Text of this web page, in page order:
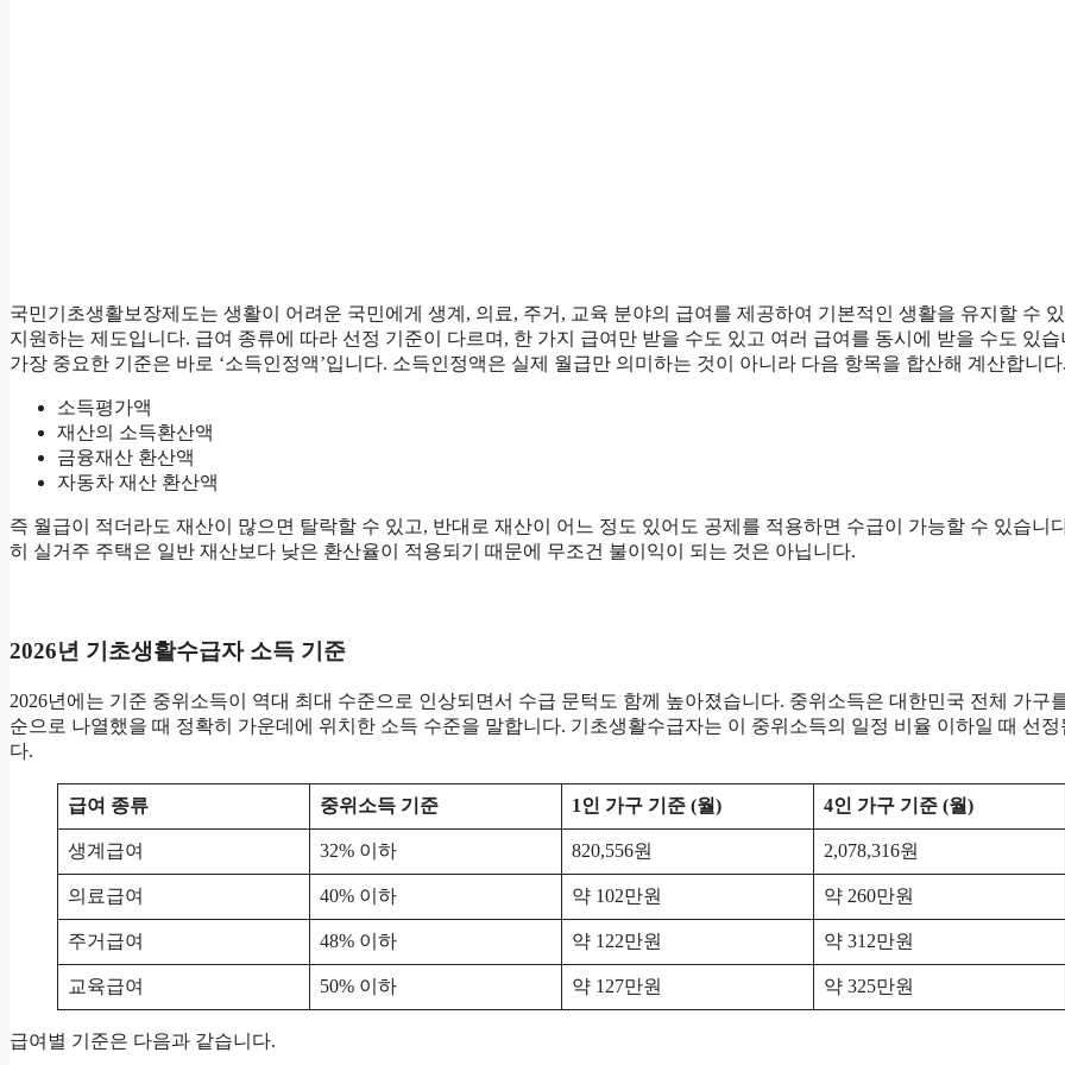
국민기초생활보장제도는 생활이 어려운 국민에게 생계, 의료, 주거, 교육 분야의 급여를 제공하여 기본적인 생활을 유지할 수
지원하는 제도입니다. 급여 종류에 따라 선정 기준이 다르며, 한 가지 급여만 받을 수도 있고 여러 급여를 동시에 받을 수도 있습
가장 중요한 기준은 바로 ‘소득인정액’입니다. 소득인정액은 실제 월급만 의미하는 것이 아니라 다음 항목을 합산해 계산합니다.
소득평가액
재산의 소득환산액
금융재산 환산액
자동차 재산 환산액
즉 월급이 적더라도 재산이 많으면 탈락할 수 있고, 반대로 재산이 어느 정도 있어도 공제를 적용하면 수급이 가능할 수 있습니
히 실거주 주택은 일반 재산보다 낮은 환산율이 적용되기 때문에 무조건 불이익이 되는 것은 아닙니다.
2026년 기초생활수급자 소득 기준
2026년에는 기준 중위소득이 역대 최대 수준으로 인상되면서 수급 문턱도 함께 높아졌습니다. 중위소득은 대한민국 전체 가구
순으로 나열했을 때 정확히 가운데에 위치한 소득 수준을 말합니다. 기초생활수급자는 이 중위소득의 일정 비율 이하일 때 선정
다.
급여 종류 중위소득 기준 1인 가구 기준 (월) 4인 가구 기준 (월)
생계급여 32% 이하 820,556원 2,078,316원
의료급여 40% 이하 약 102만원 약 260만원
주거급여 48% 이하 약 122만원 약 312만원
교육급여 50% 이하 약 127만원 약 325만원
급여별 기준은 다음과 같습니다.